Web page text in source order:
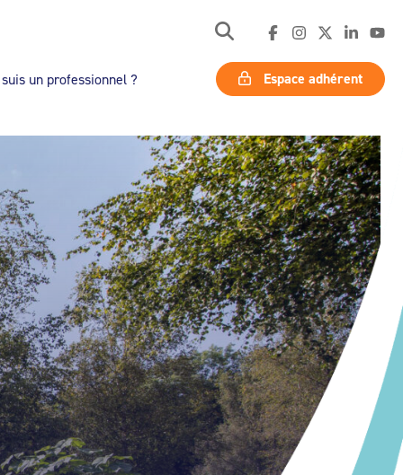
un professionnel ? Espace adhérent